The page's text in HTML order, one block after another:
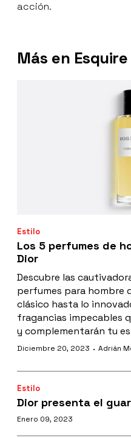
acción.
Más en Esquire
Estilo
Los 5 perfumes de
Dior
Descubre las
perfumes para hombre
clásico hasta lo
fragancias impecables
y complementarán tu
Diciembre 20, 2023 · Adrián
Estilo
Dior presenta el
Enero 09, 2023